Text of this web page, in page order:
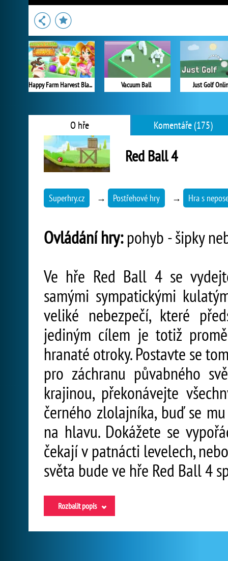
Happy Farm Harvest Blast Vacuum Ball Just Golf
O hře Komentáře (175)
Red Ball 4
Superhry.cz → Postřehové hry → Hra s
Ovládání hry:pohyb - šipky
Ve hře Red Ball 4 se
samými sympatickými
veliké nebezpečí, které
jediným cílem je totiž
hranaté otroky. Postavte se
pro záchranu půvabného
krajinou, překonávejte
černého zlolajníka, buď se
na hlavu. Dokážete se
čekají v patnácti levelech,
světa bude ve hře Red Ball 4
Rozbalit popis